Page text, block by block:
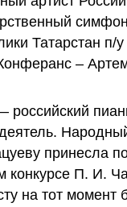
Татарстан п/
–
принесла
П. И.
на тот момент